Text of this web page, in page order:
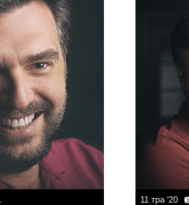
11 тра '20